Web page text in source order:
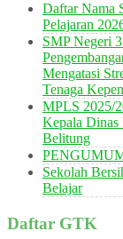
Daftar Nama
Pelajaran
SMP Negeri
Mengatasi
Tenaga
MPLS 2025/
Kepala Dinas
Belitung
Sekolah
Belajar
Daftar GTK